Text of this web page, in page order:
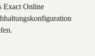
Exact Online